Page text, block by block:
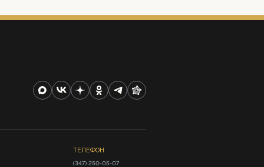
ТЕЛЕФОН
(347) 250-05-07